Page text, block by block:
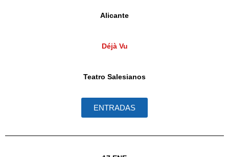
Alicante
Déjà Vu
Teatro Salesianos
ENTRADAS